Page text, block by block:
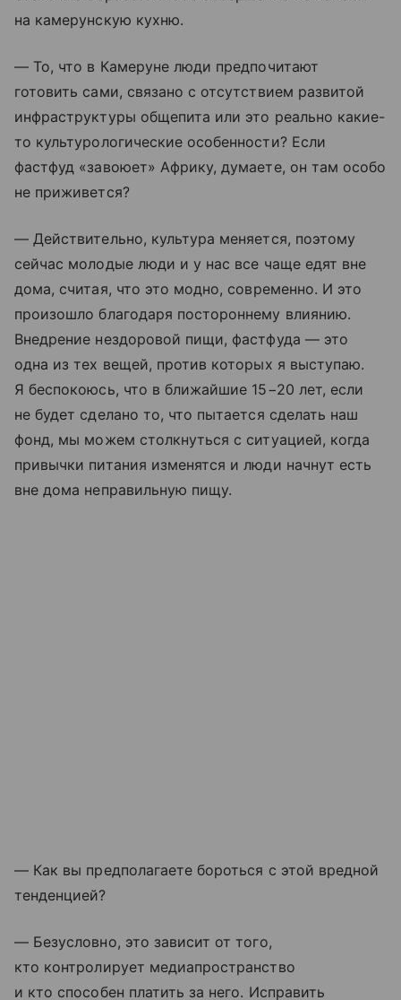
на камерунскую кухню.
— То, что в Камеруне люди предпочитают
готовить сами, связано с отсутствием развитой
инфраструктуры общепита или это реально какие-
то культурологические особенности? Если
фастфуд «завоюет» Африку, думаете, он там особо
не приживется?
— Действительно, культура меняется, поэтому
сейчас молодые люди и у нас все чаще едят вне
дома, считая, что это модно, современно. И это
произошло благодаря постороннему влиянию.
Внедрение нездоровой пищи, фастфуда — это
одна из тех вещей, против которых я выступаю.
Я беспокоюсь, что в ближайшие 15−20 лет, если
не будет сделано то, что пытается сделать наш
фонд, мы можем столкнуться с ситуацией, когда
привычки питания изменятся и люди начнут есть
вне дома неправильную пищу.
— Как вы предполагаете бороться с этой вредной
тенденцией?
— Безусловно, это зависит от того,
кто контролирует медиапространство
и кто способен платить за него. Исправить